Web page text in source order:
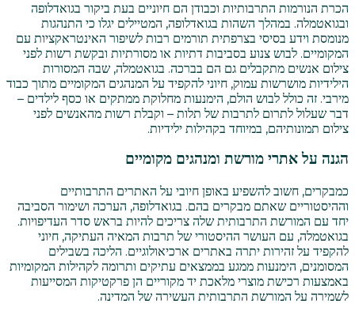
הכרת הנורמות התרבותיות וכבודן הם חיוניים בעת ביקור בגואדלופה
ובגואטמלה. במהלך השהות בגואדלופה, המטיילים יגלו כי התנהגות
מנומסת וידע בסיסי בצרפתית תורמים רבות לשיפור האינטראקציות עם
המקומיים. לבוש צנוע בסביבות דתיות או מסורתיות ובקשת רשות לפני
צילום אנשים מתקבלים גם הם בברכה. בגואטמלה, שבה המסורות
הילידיות מושרשות עמוק, חיוני להקפיד על המנהגים המקומיים מתוך כבוד
מירבי. זה כולל לבוש הולם, הימנעות מחלוקת ממתקים או כסף לילדים –
דבר שעלול לתרום לתרבות של תלות – וקבלת רשות מהאנשים לפני
צילום תמונותיהם, במיוחד בקהילות ילידיות.
הגנה על אתרי מורשת ומנהגים מקומיים
כמבקרים, חשוב להשפיע באופן חיובי על האתרים התרבותיים
וההיסטוריים שאתם מבקרים בהם. בגואדלופה, הערכה ושימור הסביבה
יחד עם המורשת התרבותית שלה צריכים להיות בראש סדר העדיפויות.
בגואטמלה, עם העושר ההיסטורי של תרבות המאיה העתיקה, חיוני
להקפיד על זהירות יתרה באתרים ארכיאולוגיים. הליכה בשבילים
המסומנים, הימנעות ממגע בממצאים עתיקים ותרומה לקהילות המקומיות
באמצעות רכישת מוצרי מלאכת יד מקוריים הן פרקטיקות המסייעות
לשמירה על המורשת התרבותית העשירה של המדינה.